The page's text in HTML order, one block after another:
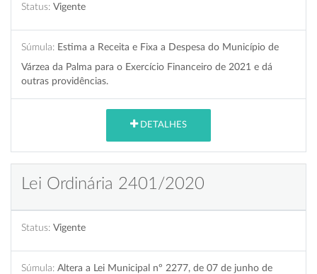
Status: Vigente
Súmula: Estima a Receita e Fixa a Despesa do Município de
Várzea da Palma para o Exercício Financeiro de 2021 e dá
outras providências.
DETALHES
Lei Ordinária 2401/2020
Status: Vigente
Súmula: Altera a Lei Municipal nº 2277, de 07 de junho de